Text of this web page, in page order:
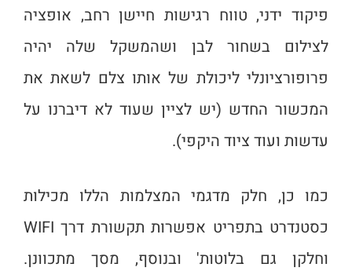
פיקוד ידני, טווח רגישות חיישן רחב, אופציה
לצילום בשחור לבן ושהמשקל שלה יהיה
פרופורציונלי ליכולת של אותו צלם לשאת את
המכשור החדש (יש לציין שעוד לא דיברנו על
עדשות ועוד ציוד היקפי).
כמו כן, חלק מדגמי המצלמות הללו מכילות
כסטנדרט בתפריט אפשרות תקשורת דרך WIFI
וחלקן גם בלוטות' ובנוסף, מסך מתכוונן.